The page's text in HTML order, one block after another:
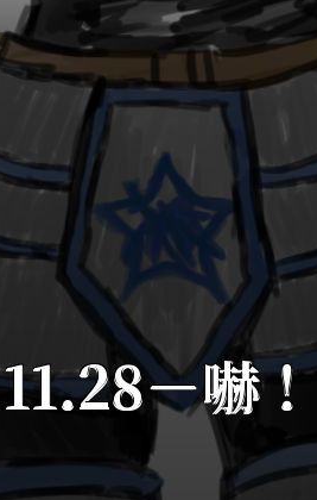
－嚇！